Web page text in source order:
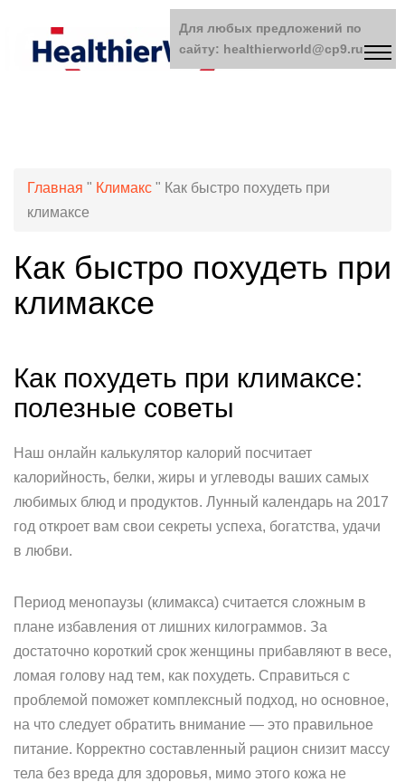
Главная " Климакс " Как быстро похудеть при
климаксе
Как быстро похудеть при
климаксе
Как похудеть при климаксе:
полезные советы
Наш онлайн калькулятор калорий посчитает
калорийность, белки, жиры и углеводы ваших самых
любимых блюд и продуктов. Лунный календарь на 2017
год откроет вам свои секреты успеха, богатства, удачи
в любви.
Период менопаузы (климакса) считается сложным в
плане избавления от лишних килограммов. За
достаточно короткий срок женщины прибавляют в весе,
ломая голову над тем, как похудеть. Справиться с
проблемой поможет комплексный подход, но основное,
на что следует обратить внимание — это правильное
питание. Корректно составленный рацион снизит массу
тела без вреда для здоровья, мимо этого кожа не
Для любых предложений по
сайту: healthierworld@cp9.ru